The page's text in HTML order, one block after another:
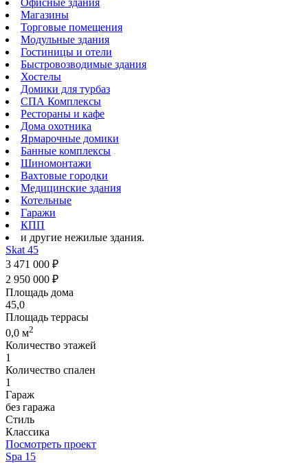
Офисные здания
Магазины
Торговые помещения
Модульные здания
Гостиницы и отели
Быстровозводимые здания
Хостелы
Домики для турбаз
СПА Комплексы
Рестораны и кафе
Дома охотника
Ярмарочные домики
Банные комплексы
Шиномонтажи
Вахтовые городки
Медицинские здания
Котельные
Гаражи
КПП
и другие нежилые здания.
Skat 45
3 471 000 ₽
2 950 000 ₽
Площадь дома
45,0
Площадь террасы
0,0 м2
Количество этажей
1
Количество спален
1
Гараж
без гаража
Стиль
Классика
Посмотреть проект
Spa 15